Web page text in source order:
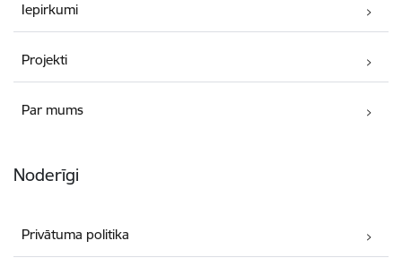
Iepirkumi
Projekti
Par mums
Noderīgi
Privātuma politika